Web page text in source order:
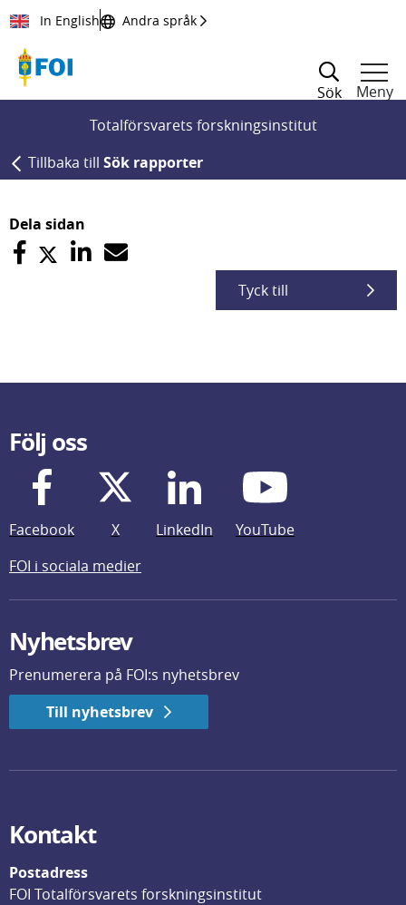
Till innehållet
In English Andra språk
Sök
Meny
Totalförsvarets forskningsinstitut
Tillbaka till Sök rapporter
Dela sidan
Tyck till
Följ oss
Facebook X LinkedIn
YouTube
FOI i sociala medier
Nyhetsbrev
Prenumerera på FOI:s nyhetsbrev
Till nyhetsbrev
Kontakt
Postadress
FOI Totalförsvarets forskningsinstitut